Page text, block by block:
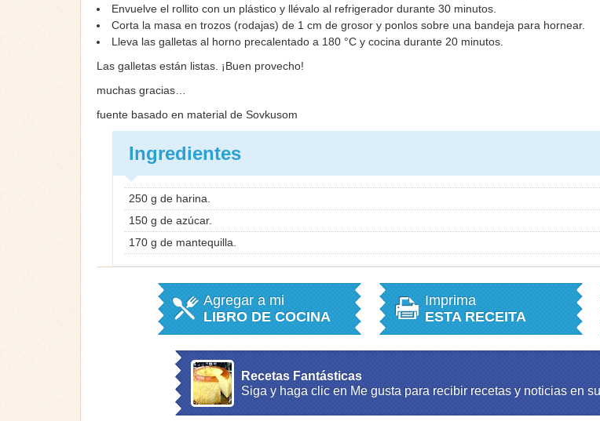
Envuelve el rollito con un plástico y llévalo al refrigerador durante 30 minutos.
Corta la masa en trozos (rodajas) de 1 cm de grosor y ponlos sobre una bandeja para hornear.
Lleva las galletas al horno precalentado a 180 °C y cocina durante 20 minutos.
Las galletas están listas. ¡Buen provecho!
muchas gracias…
fuente basado en material de Sovkusom
Ingredientes
250 g de harina.
150 g de azúcar.
170 g de mantequilla.
Agregar a mi
LIBRO DE COCINA
Imprima
ESTA RECEITA
Recetas Fantásticas
Siga y haga clic en Me gusta para recibir recetas y noticias en